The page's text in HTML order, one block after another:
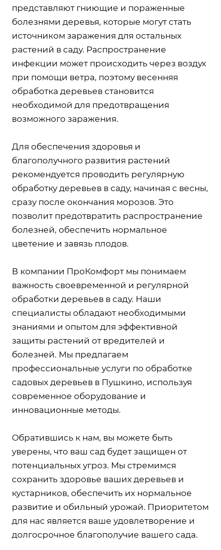
представляют гниющие и пораженные
болезнями деревья, которые могут стать
источником заражения для остальных
растений в саду. Распространение
инфекции может происходить через воздух
при помощи ветра, поэтому весенняя
обработка деревьев становится
необходимой для предотвращения
возможного заражения.
Для обеспечения здоровья и
благополучного развития растений
рекомендуется проводить регулярную
обработку деревьев в саду, начиная с весны,
сразу после окончания морозов. Это
позволит предотвратить распространение
болезней, обеспечить нормальное
цветение и завязь плодов.
В компании ПроКомфорт мы понимаем
важность своевременной и регулярной
обработки деревьев в саду. Наши
специалисты обладают необходимыми
знаниями и опытом для эффективной
защиты растений от вредителей и
болезней. Мы предлагаем
профессиональные услуги по обработке
садовых деревьев в Пушкино, используя
современное оборудование и
инновационные методы.
Обратившись к нам, вы можете быть
уверены, что ваш сад будет защищен от
потенциальных угроз. Мы стремимся
сохранить здоровье ваших деревьев и
кустарников, обеспечить их нормальное
развитие и обильный урожай. Приоритетом
для нас является ваше удовлетворение и
долгосрочное благополучие вашего сада.